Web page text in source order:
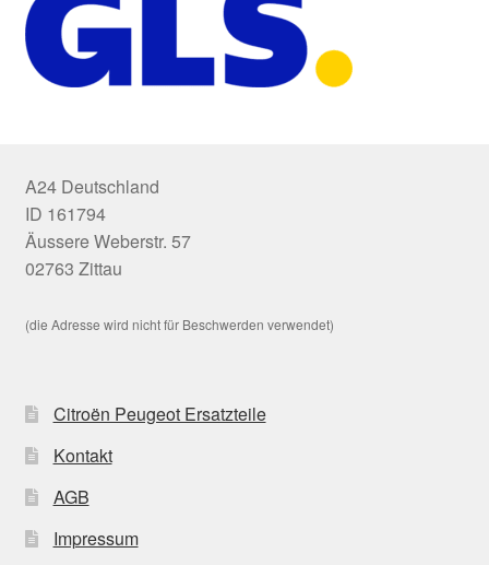
A24 Deutschland
ID 161794
Äussere Weberstr. 57
02763 Zittau
(die Adresse wird nicht für Beschwerden verwendet)
Citroën Peugeot Ersatzteile
Kontakt
AGB
Impressum